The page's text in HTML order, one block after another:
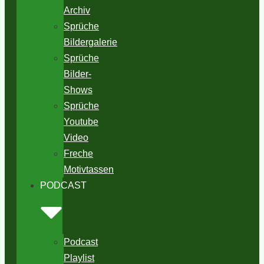
Archiv
Sprüche
Bildergalerie
Sprüche
Bilder-
Shows
Sprüche
Youtube
Video
Freche
Motivtassen
PODCAST
Podcast
Playlist